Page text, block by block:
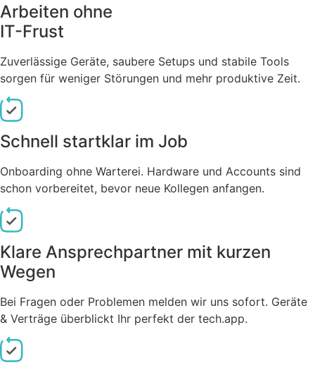
Arbeiten ohne
IT-Frust
Zuverlässige Geräte, saubere Setups und stabile Tools
sorgen für weniger Störungen und mehr produktive Zeit.
Schnell startklar im Job
Onboarding ohne Warterei. Hardware und Accounts sind
schon vorbereitet, bevor neue Kollegen anfangen.
Klare Ansprechpartner mit kurzen
Wegen
Bei Fragen oder Problemen melden wir uns sofort. Geräte
& Verträge überblickt Ihr perfekt der tech.app.